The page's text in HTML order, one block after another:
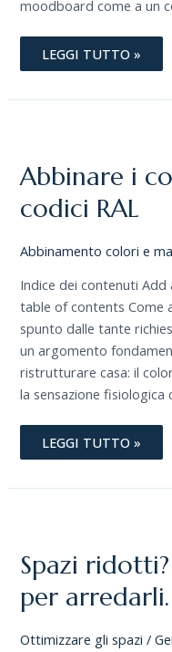
moodboard come a un
LEGGI TUTTO »
Abbinare i
codici RAL
Abbinamento colori e
Indice dei contenuti
table of contents Come
spunto dalle tante
un argomento
ristrutturare casa: il
la sensazione
CASA:
IDEE
E
CODICI
LEGGI TUTTO »
Spazi
per arredarli.
Ottimizzare gli spazi /
SOLUZIONE
PER
ARREDARLI.